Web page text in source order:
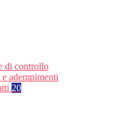
di controllo
adempimenti
20